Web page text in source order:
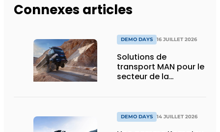
Connexes articles
DEMO DAYS 16 JUILLET 2026
Solutions de
transport MAN pour le
secteur de la
DEMO DAYS 14 JUILLET 2026